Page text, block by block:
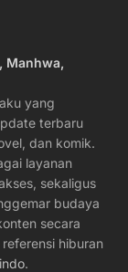
Manhwa,
yang
terbaru
dan komik.
layanan
sekaligus
budaya
secara
hiburan
.